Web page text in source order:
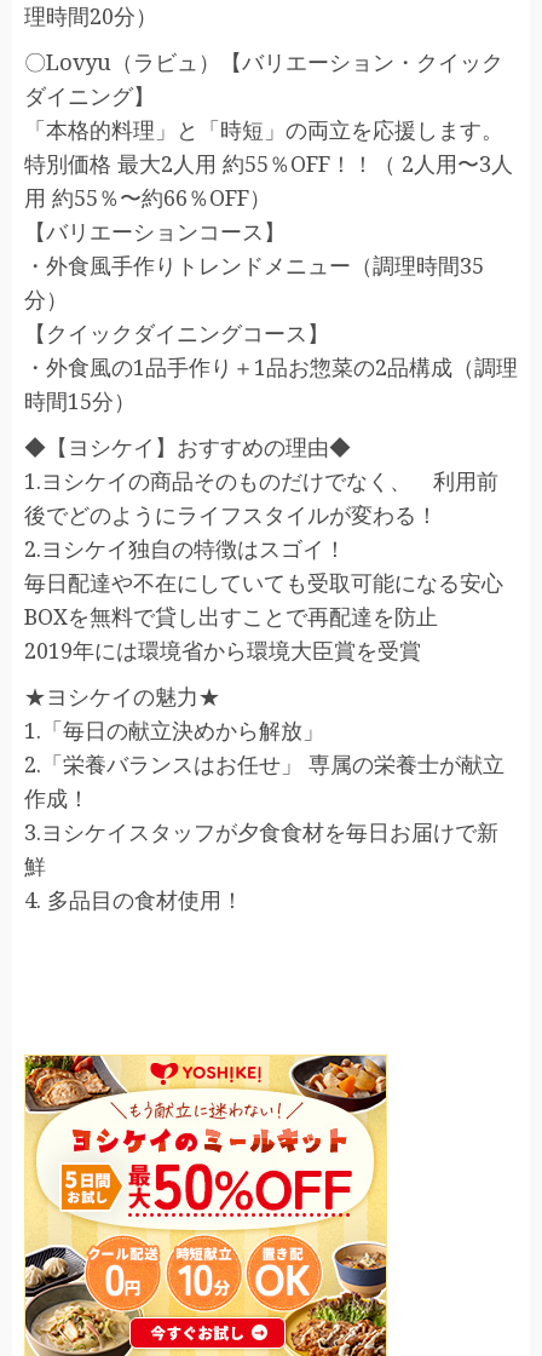
理時間20分）
〇Lovyu（ラビュ）【バリエーション・クイック
ダイニング】
「本格的料理」と「時短」の両立を応援します。
特別価格 最大2人用 約55％OFF！！（ 2人用〜3人
用 約55％〜約66％OFF）
【バリエーションコース】
・外食風手作りトレンドメニュー（調理時間35
分）
【クイックダイニングコース】
・外食風の1品手作り＋1品お惣菜の2品構成（調理
時間15分）
◆【ヨシケイ】おすすめの理由◆
1.ヨシケイの商品そのものだけでなく、 利用前
後でどのようにライフスタイルが変わる！
2.ヨシケイ独自の特徴はスゴイ！
毎日配達や不在にしていても受取可能になる安心
BOXを無料で貸し出すことで再配達を防止
2019年には環境省から環境大臣賞を受賞
★ヨシケイの魅力★
1.「毎日の献立決めから解放」
2.「栄養バランスはお任せ」 専属の栄養士が献立
作成！
3.ヨシケイスタッフが夕食食材を毎日お届けで新
鮮
4. 多品目の食材使用！